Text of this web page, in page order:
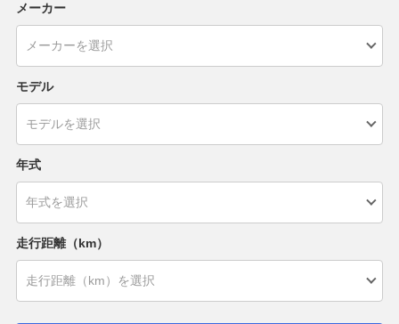
メーカー
モデル
年式
走行距離（km）